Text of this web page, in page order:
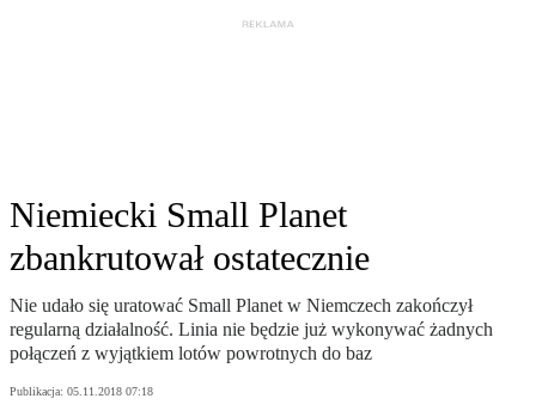
Niemiecki Small Planet
zbankrutował ostatecznie
Nie udało się uratować Small Planet w Niemczech zakończył
regularną działalność. Linia nie będzie już wykonywać żadnych
połączeń z wyjątkiem lotów powrotnych do baz
Publikacja: 05.11.2018 07:18